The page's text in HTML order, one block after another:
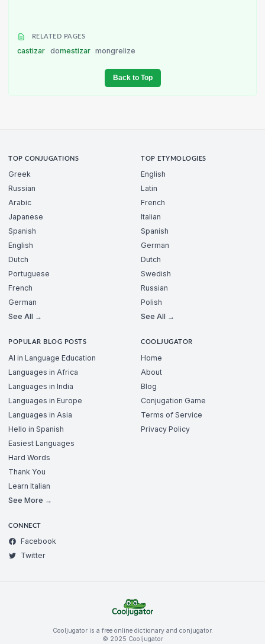
RELATED PAGES
castizar domestizar mongrelize
Back to Top
TOP CONJUGATIONS
Greek
Russian
Arabic
Japanese
Spanish
English
Dutch
Portuguese
French
German
See All →
TOP ETYMOLOGIES
English
Latin
French
Italian
Spanish
German
Dutch
Swedish
Russian
Polish
See All →
POPULAR BLOG POSTS
AI in Language Education
Languages in Africa
Languages in India
Languages in Europe
Languages in Asia
Hello in Spanish
Easiest Languages
Hard Words
Thank You
Learn Italian
See More →
COOLJUGATOR
Home
About
Blog
Conjugation Game
Terms of Service
Privacy Policy
CONNECT
Facebook
Twitter
Cooljugator is a free online dictionary and conjugator.
© 2025 Cooljugator